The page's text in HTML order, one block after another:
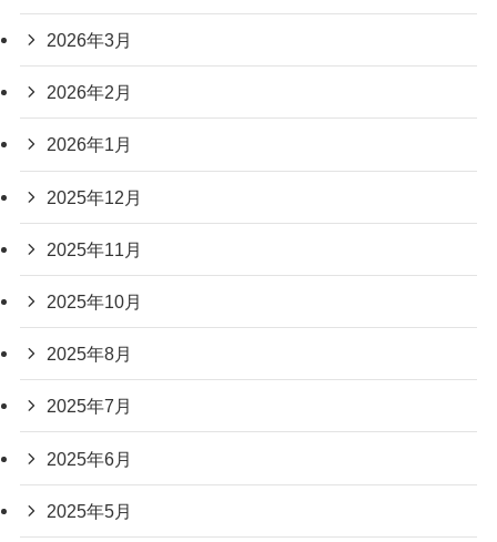
2026年3月
2026年2月
2026年1月
2025年12月
2025年11月
2025年10月
2025年8月
2025年7月
2025年6月
2025年5月